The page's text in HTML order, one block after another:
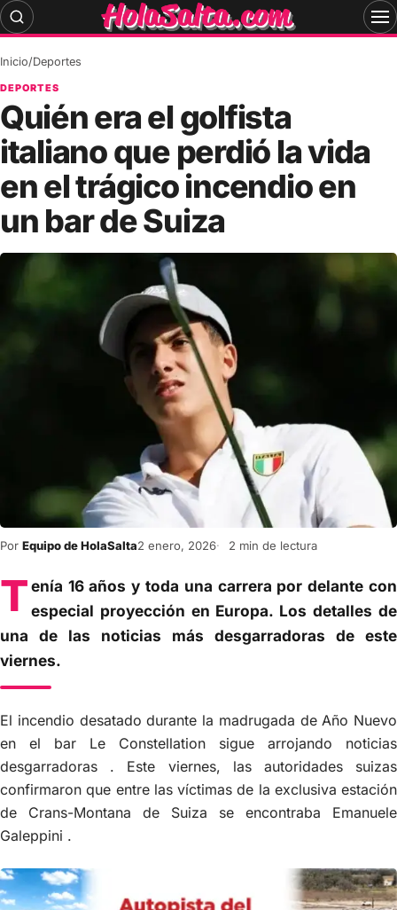
Skip
to
Inicio/Deportes
DEPORTES
Quién era el golfista
italiano que perdió la vida
en el trágico incendio en
un bar de Suiza
Por Equipo de HolaSalta2 enero, 2026 2 min de lectura
Tenía 16 años y toda una carrera por delante con
especial proyección en Europa. Los detalles de
una de las noticias más desgarradoras de este
viernes.
El incendio desatado durante la madrugada de Año Nuevo
en el bar Le Constellation sigue arrojando noticias
desgarradoras . Este viernes, las autoridades suizas
confirmaron que entre las víctimas de la exclusiva estación
de Crans-Montana de Suiza se encontraba Emanuele
Galeppini .